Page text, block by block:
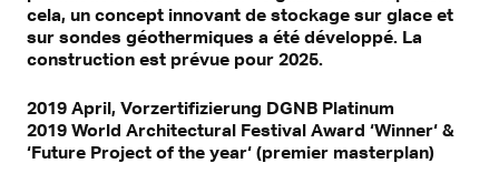
cela, un concept innovant de stockage sur glace et
sur sondes géothermiques a été développé. La
construction est prévue pour 2025.
2019 April, Vorzertifizierung DGNB Platinum
2019 World Architectural Festival Award ‘Winner‘ &
‘Future Project of the year‘ (premier masterplan)